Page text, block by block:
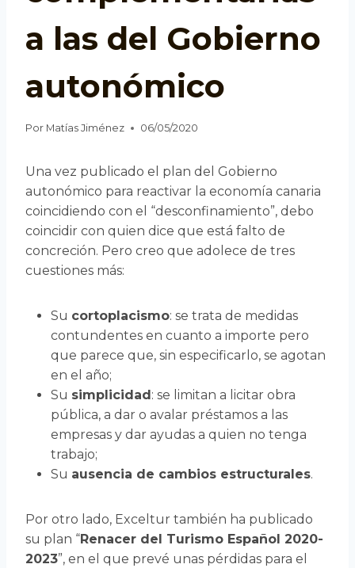
a las del Gobierno
autonómico
Por Matías Jiménez 06/05/2020
Una vez publicado el plan del Gobierno
autonómico para reactivar la economía canaria
coincidiendo con el “desconfinamiento”, debo
coincidir con quien dice que está falto de
concreción. Pero creo que adolece de tres
cuestiones más:
Su cortoplacismo: se trata de medidas
contundentes en cuanto a importe pero
que parece que, sin especificarlo, se agotan
en el año;
Su simplicidad : se limitan a licitar obra
pública, a dar o avalar préstamos a las
empresas y dar ayudas a quien no tenga
trabajo;
Su ausencia de cambios estructurales.
Por otro lado, Exceltur también ha publicado
su plan “Renacer del Turismo Español 2020-
2023”, en el que prevé unas pérdidas para el